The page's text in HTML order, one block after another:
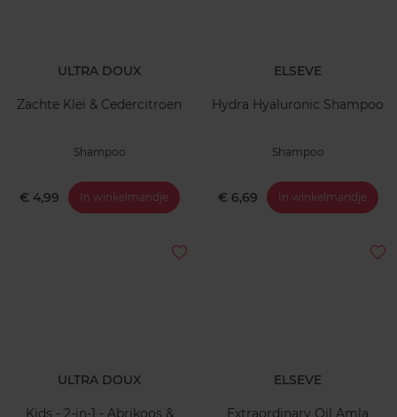
ULTRA DOUX
Zachte Klei & Cedercitroen
Shampoo
€ 4,99 In winkelmandje
ELSEVE
Hydra Hyaluronic Shampoo
Shampoo
€ 6,69 In winkelmandje
ULTRA DOUX ELSEVE